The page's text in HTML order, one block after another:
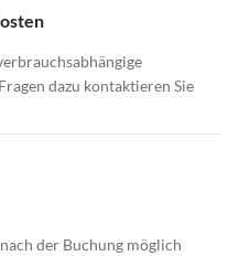
dazu kontaktieren Sie
der Buchung möglich